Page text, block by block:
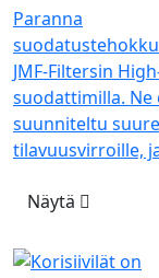
Paranna
JMF-Filtersin
suodattimilla. Ne
suunniteltu
tilavuusvirroille,
Näytä